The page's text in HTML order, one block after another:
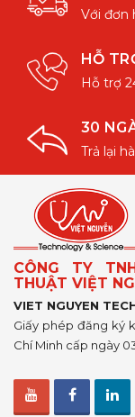
Với đơn
HỖ
Hỗ trợ
30
Trả lại
CÔNG TY
THUẬT VIỆT
VIET NGUYEN
Giấy phép đăng ký
Chí Minh cấp ngày